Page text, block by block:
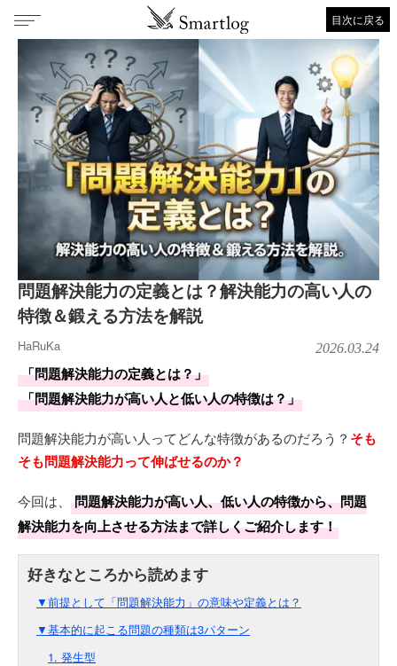
目次に戻る
問題解決能力の定義とは？解決能力の高い人の
特徴＆鍛える方法を解説
HaRuKa 2026.03.24
「問題解決能力の定義とは？」
「問題解決能力が高い人と低い人の特徴は？」
問題解決能力が高い人ってどんな特徴があるのだろう？ そも
そも問題解決能力って伸ばせるのか？
今回は、
問題解決能力が高い人、低い人の特徴から、問題
解決能力を向上させる方法まで詳しくご紹介します！
▼前提として「問題解決能力」の意味や定義とは？
▼基本的に起こる問題の種類は3パターン
1. 発生型